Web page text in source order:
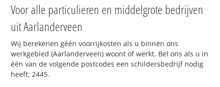
Voor alle particulieren en middelgrote bedrijven
uit Aarlanderveen
Wij berekenen géén voorrijkosten als u binnen ons
werkgebied (Aarlanderveen) woont of werkt. Bel ons als u in
één van de volgende postcodes een schildersbedrijf nodig
heeft; 2445.